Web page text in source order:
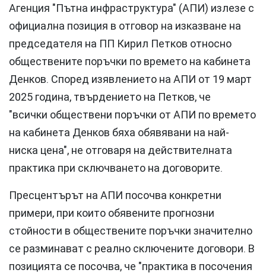
Агенция "Пътна инфраструктура" (АПИ) излезе с
официална позиция в отговор на изказване на
председателя на ПП Кирил Петков относно
обществените поръчки по времето на кабинета
Денков. Според изявлението на АПИ от 19 март
2025 година, твърдението на Петков, че
"всички обществени поръчки от АПИ по времето
на кабинета Денков бяха обявявани на най-
ниска цена", не отговаря на действителната
практика при сключването на договорите.
Пресцентърът на АПИ посочва конкретни
примери, при които обявените прогнозни
стойности в обществените поръчки значително
се разминават с реално сключените договори. В
позицията се посочва, че "практика в посочения